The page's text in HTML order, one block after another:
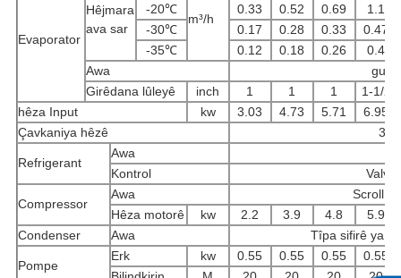
Evaporator
Hêjmara
ava sar
m³/h
-20℃
0.33 0.52 0.69
1.1
-30℃
0.17 0.28 0.33
0.47
-35℃
0.12 0.18 0.26
0.4
Awa
Girêdana lûleyê
inch 1 1 1
1-1/2
hêza Input
kw 3.03 4.73 5.71
6.95
Çavkaniya hêzê
Refrigerant
Awa
Kontrol
Compressor
Awa
Scroll
Hêza motorê
kw 2.2 3.9 4.8
5.9
Condenser
Awa Tîpa sifirê ya
Pompe
Erk kw 0.55 0.55 0.55
0.55